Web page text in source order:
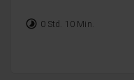
timelapse 0 Std. 10 Min.